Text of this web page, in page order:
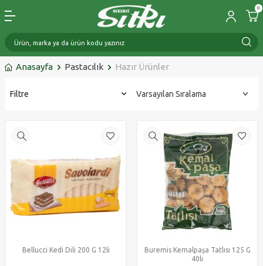
0
Anasayfa Pastacılık Hazır Ürünler
Filtre
Bellucci Kedi Dili 200 G 12li
Buremis Kemalpaşa Tatlısı 125 G
40lı